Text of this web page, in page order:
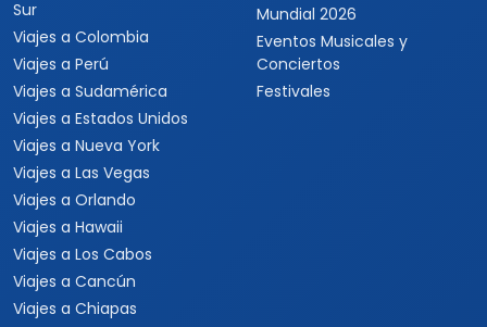
Sur
Viajes a Colombia
Viajes a Perú
Viajes a Sudamérica
Viajes a Estados Unidos
Viajes a Nueva York
Viajes a Las Vegas
Viajes a Orlando
Viajes a Hawaii
Viajes a Los Cabos
Viajes a Cancún
Viajes a Chiapas
Mundial 2026
Eventos Musicales y
Conciertos
Festivales